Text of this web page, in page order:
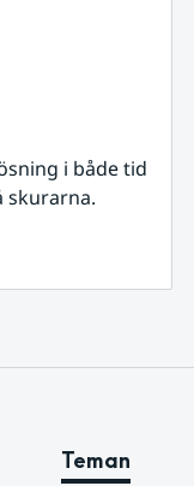
i både tid
skurarna.
Teman